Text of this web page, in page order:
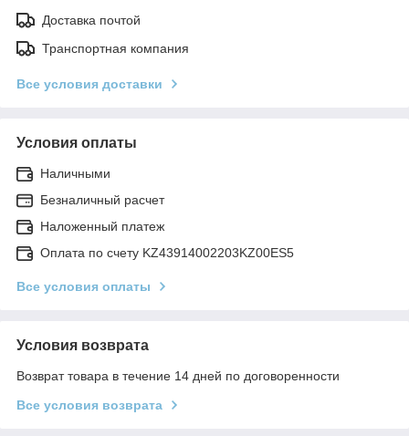
Доставка почтой
Транспортная компания
Все условия доставки
Условия оплаты
Наличными
Безналичный расчет
Наложенный платеж
Оплата по счету KZ43914002203KZ00ES5
Все условия оплаты
Условия возврата
Возврат товара в течение 14 дней по договоренности
Все условия возврата